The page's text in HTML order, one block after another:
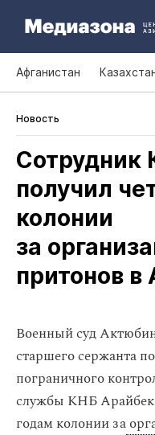
Афганистан
Новость
Сотрудник
получил
колонии
за
притонов в
Военный суд
старшего сержанта
пограничного
службы КНБ
годам колонии за